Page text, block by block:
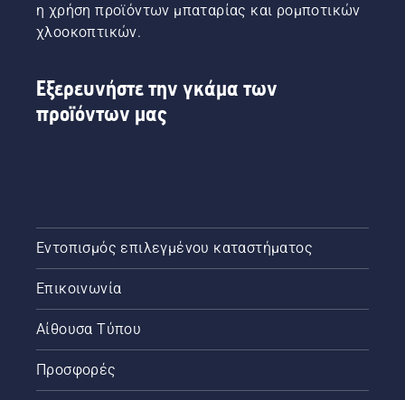
η χρήση προϊόντων μπαταρίας και ρομποτικών
χλοοκοπτικών.
Εξερευνήστε την γκάμα των
προϊόντων μας
Εντοπισμός επιλεγμένου καταστήματος
Επικοινωνία
Αίθουσα Τύπου
Προσφορές